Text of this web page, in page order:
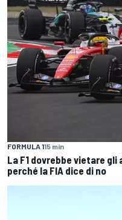
FORMULA 115 min
La F1 dovrebbe vietare
perché la FIA dice di no